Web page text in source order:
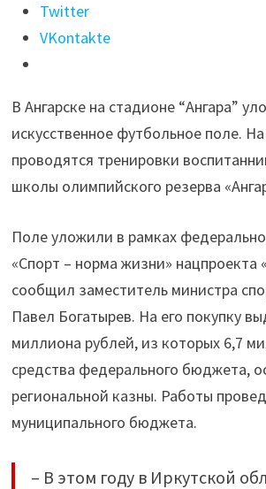
футбольное
поле
уложили
стадионе
“Ангара”
в
Ангарске"
Twitter
VKontakte
В Ангарске на стадионе “Ангара”
искусственное футбольное поле.
проводятся тренировки
школы олимпийского резерва
Поле уложили в рамках
«Спорт – норма жизни» нацпроекта
сообщил заместитель министра
Павел Богатырев. На его покупку
миллиона рублей, из которых 6,7
средства федерального бюджета,
региональной казны. Работы
муниципального бюджета.
– В этом году в Иркутской